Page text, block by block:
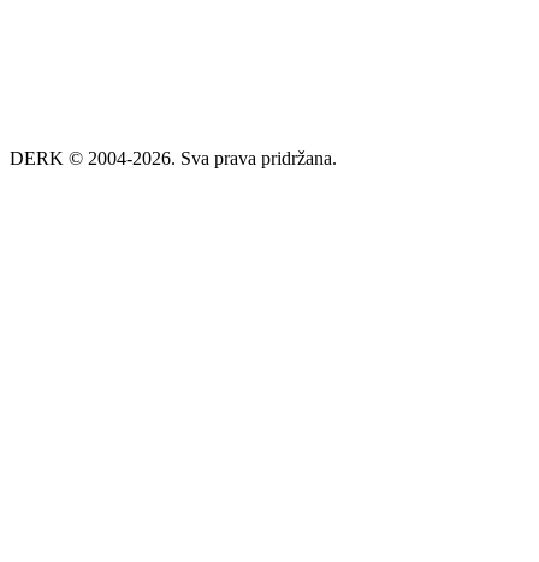
DERK © 2004-2026. Sva prava pridržana.